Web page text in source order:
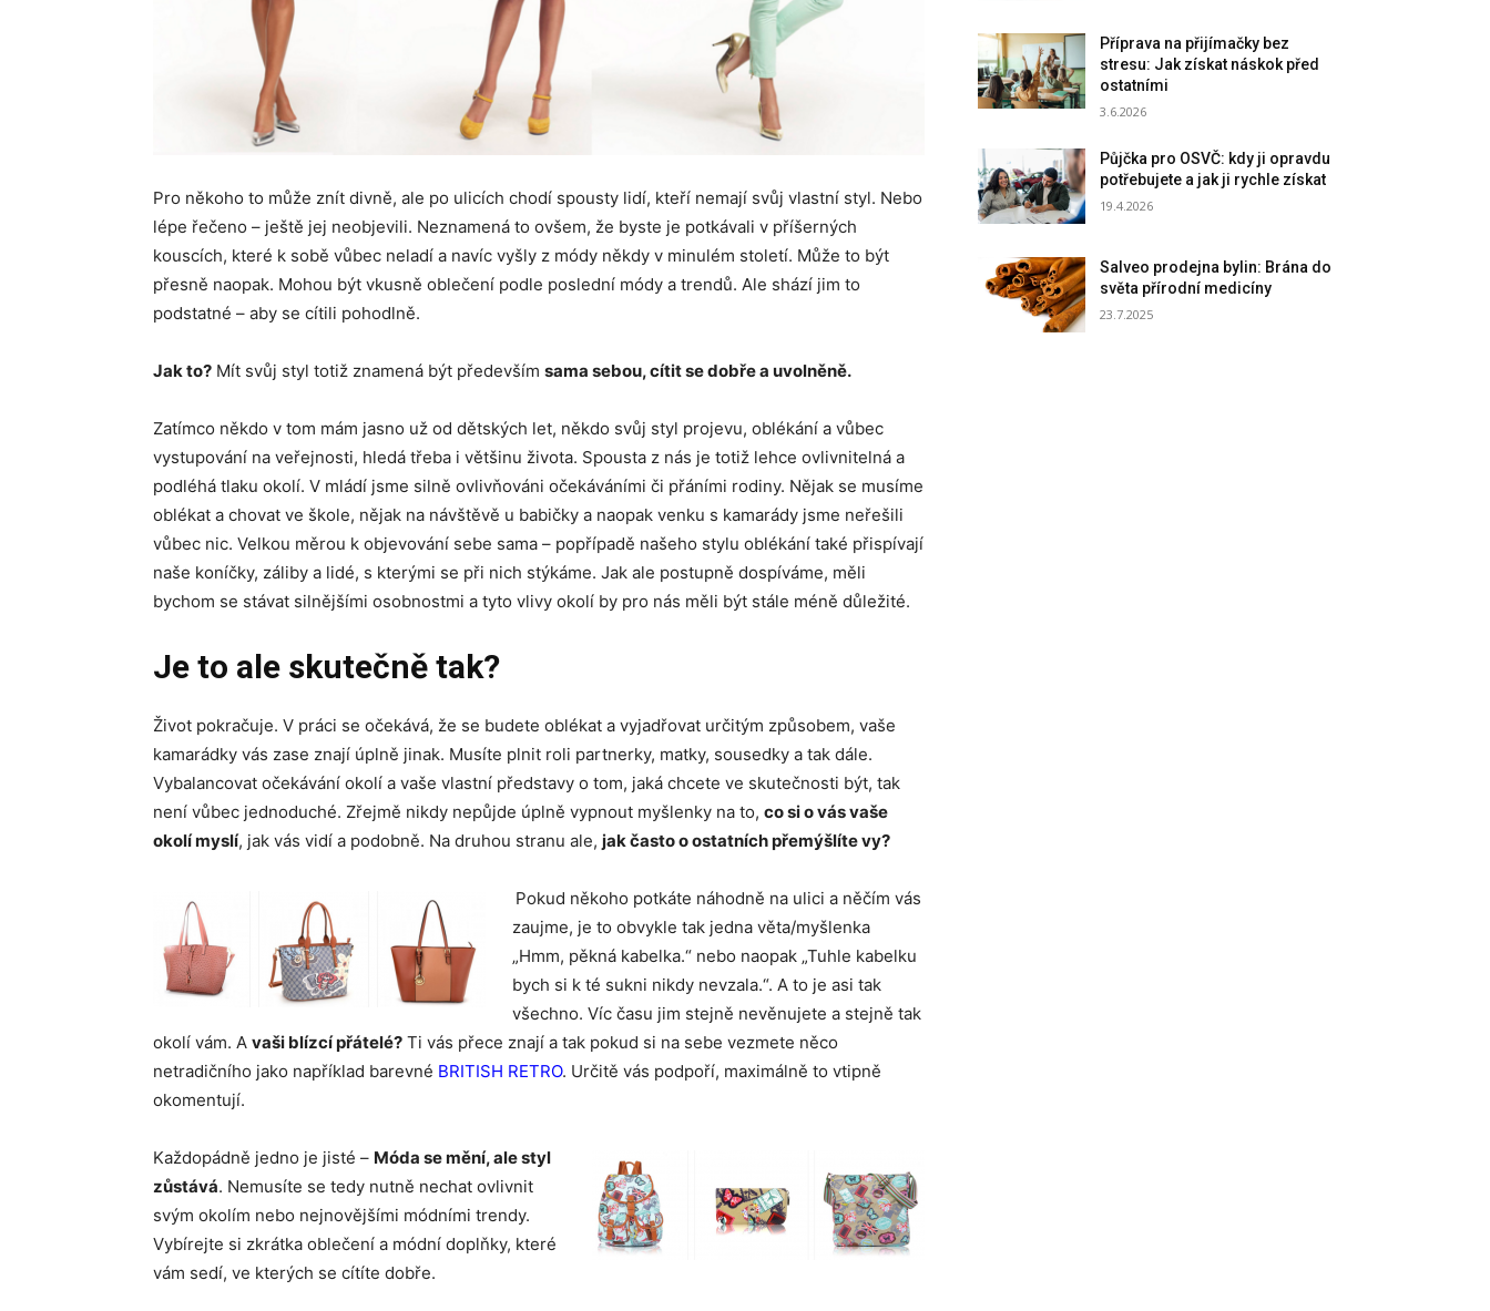
Pro někoho to může znít divně, ale po ulicích chodí spousty lidí, kteří nemají svůj vlastní styl. Nebo
lépe řečeno – ještě jej neobjevili. Neznamená to ovšem, že byste je potkávali v příšerných
kouscích, které k sobě vůbec neladí a navíc vyšly z módy někdy v minulém století. Může to být
přesně naopak. Mohou být vkusně oblečení podle poslední módy a trendů. Ale shází jim to
podstatné – aby se cítili pohodlně.
Jak to? Mít svůj styl totiž znamená být především sama sebou, cítit se dobře a uvolněně.
Zatímco někdo v tom mám jasno už od dětských let, někdo svůj styl projevu, oblékání a vůbec
vystupování na veřejnosti, hledá třeba i většinu života. Spousta z nás je totiž lehce ovlivnitelná a
podléhá tlaku okolí. V mládí jsme silně ovlivňováni očekáváními či přáními rodiny. Nějak se musíme
oblékat a chovat ve škole, nějak na návštěvě u babičky a naopak venku s kamarády jsme neřešili
vůbec nic. Velkou měrou k objevování sebe sama – popřípadě našeho stylu oblékání také přispívají
naše koníčky, záliby a lidé, s kterými se při nich stýkáme. Jak ale postupně dospíváme, měli
bychom se stávat silnějšími osobnostmi a tyto vlivy okolí by pro nás měli být stále méně důležité.
Je to ale skutečně tak?
Život pokračuje. V práci se očekává, že se budete oblékat a vyjadřovat určitým způsobem, vaše
kamarádky vás zase znají úplně jinak. Musíte plnit roli partnerky, matky, sousedky a tak dále.
Vybalancovat očekávání okolí a vaše vlastní představy o tom, jaká chcete ve skutečnosti být, tak
není vůbec jednoduché. Zřejmě nikdy nepůjde úplně vypnout myšlenky na to, co si o vás vaše
okolí myslí, jak vás vidí a podobně. Na druhou stranu ale, jak často o ostatních přemýšlíte vy?
Pokud někoho potkáte náhodně na ulici a něčím vás
zaujme, je to obvykle tak jedna věta/myšlenka
„Hmm, pěkná kabelka.“ nebo naopak „Tuhle kabelku
bych si k té sukni nikdy nevzala.“. A to je asi tak
všechno. Víc času jim stejně nevěnujete a stejně tak
okolí vám. A vaši blízcí přátelé? Ti vás přece znají a tak pokud si na sebe vezmete něco
netradičního jako například barevné BRITISH RETRO. Určitě vás podpoří, maximálně to vtipně
okomentují.
Každopádně jedno je jisté – Móda se mění, ale styl
zůstává. Nemusíte se tedy nutně nechat ovlivnit
svým okolím nebo nejnovějšími módními trendy.
Vybírejte si zkrátka oblečení a módní doplňky, které
vám sedí, ve kterých se cítíte dobře.
Příprava na přijímačky bez
stresu: Jak získat náskok před
ostatními
3.6.2026
Půjčka pro OSVČ: kdy ji opravdu
potřebujete a jak ji rychle získat
19.4.2026
Salveo prodejna bylin: Brána do
světa přírodní medicíny
23.7.2025